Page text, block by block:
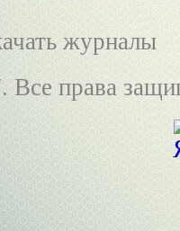
журналы
Все права